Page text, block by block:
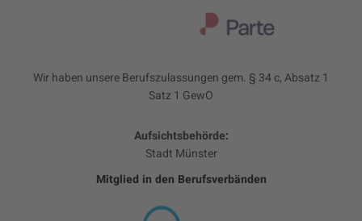
Wir haben unsere Berufszulassungen gem. § 34 c, Absatz 1
Satz 1 GewO
Aufsichtsbehörde:
Stadt Münster
Mitglied in den Berufsverbänden